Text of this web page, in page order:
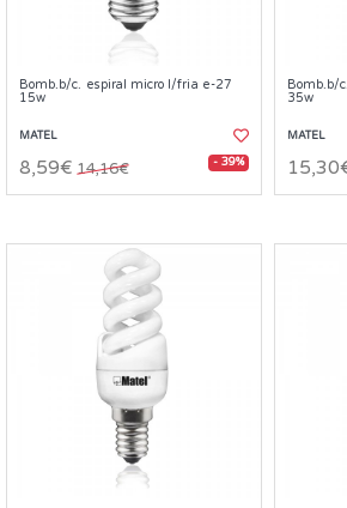
Bomb.b/c. espiral micro l/fria e-27
15w
MATEL
8,59€ 14,16€ - 39%
Bomb.b/
35w
MATEL